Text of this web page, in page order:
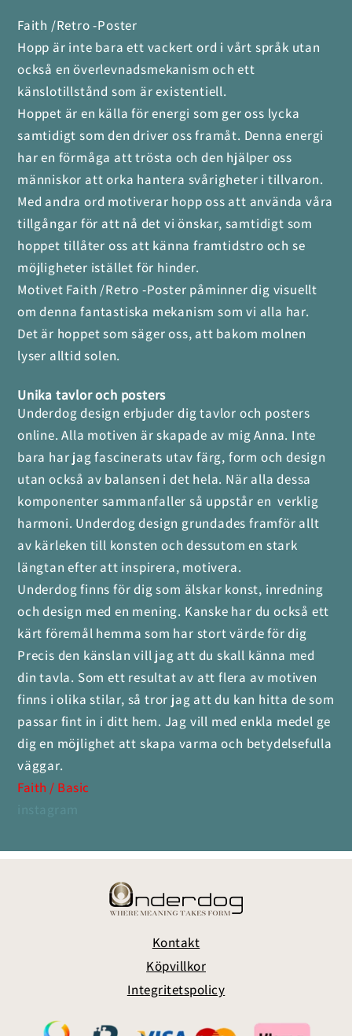
Faith /Retro -Poster
Hopp är inte bara ett vackert ord i vårt språk utan
också en överlevnadsmekanism och ett
känslotillstånd som är existentiell.
Hoppet är en källa för energi som ger oss lycka
samtidigt som den driver oss framåt. Denna energi
har en förmåga att trösta och den hjälper oss
människor att orka hantera svårigheter i tillvaron.
Med andra ord motiverar hopp oss att använda våra
tillgångar för att nå det vi önskar, samtidigt som
hoppet tillåter oss att känna framtidstro och se
möjligheter istället för hinder.
Motivet Faith /Retro -Poster påminner dig visuellt
om denna fantastiska mekanism som vi alla har.
Det är hoppet som säger oss, att bakom molnen
lyser alltid solen.
Unika tavlor och posters
Underdog design erbjuder dig tavlor och posters
online. Alla motiven är skapade av mig Anna. Inte
bara har jag fascinerats utav färg, form och design
utan också av balansen i det hela. När alla dessa
komponenter sammanfaller så uppstår en verklig
harmoni. Underdog design grundades framför allt
av kärleken till konsten och dessutom en stark
längtan efter att inspirera, motivera.
Underdog finns för dig som älskar konst, inredning
och design med en mening. Kanske har du också ett
kärt föremål hemma som har stort värde för dig
Precis den känslan vill jag att du skall känna med
din tavla. Som ett resultat av att flera av motiven
finns i olika stilar, så tror jag att du kan hitta de som
passar fint in i ditt hem. Jag vill med enkla medel ge
dig en möjlighet att skapa varma och betydelsefulla
väggar.
Faith / Basic
Kontakt
Köpvillkor
Integritetspolicy